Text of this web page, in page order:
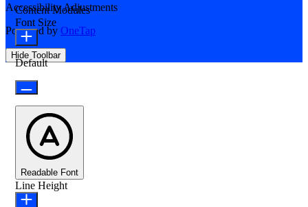
Accessibility Adjustments
Powered by OneTap
Hide Toolbar
Content Modules
Font Size
Default
Readable Font
Line Height